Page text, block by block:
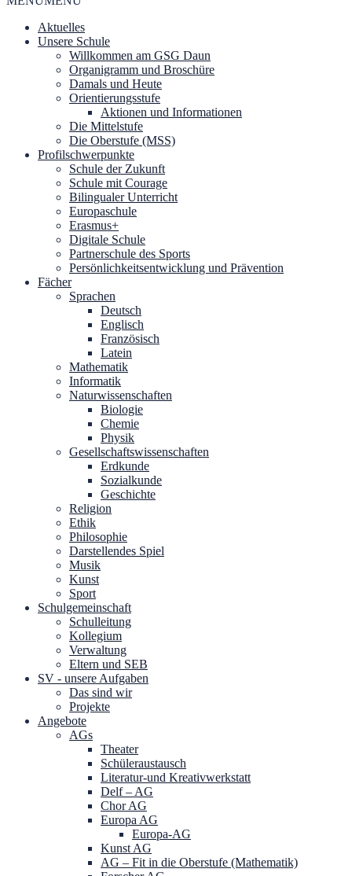
Aktuelles
Unsere Schule
Willkommen am GSG Daun
Organigramm und Broschüre
Damals und Heute
Orientierungsstufe
Aktionen und Informationen
Die Mittelstufe
Die Oberstufe (MSS)
Profilschwerpunkte
Schule der Zukunft
Schule mit Courage
Bilingualer Unterricht
Europaschule
Erasmus+
Digitale Schule
Partnerschule des Sports
Persönlichkeitsentwicklung und Prävention
Fächer
Sprachen
Deutsch
Englisch
Französisch
Latein
Mathematik
Informatik
Naturwissenschaften
Biologie
Chemie
Physik
Gesellschaftswissenschaften
Erdkunde
Sozialkunde
Geschichte
Religion
Ethik
Philosophie
Darstellendes Spiel
Musik
Kunst
Sport
Schulgemeinschaft
Schulleitung
Kollegium
Verwaltung
Eltern und SEB
SV - unsere Aufgaben
Das sind wir
Projekte
Angebote
AGs
Theater
Schüleraustausch
Literatur-und Kreativwerkstatt
Delf – AG
Chor AG
Europa AG
Europa-AG
Kunst AG
AG – Fit in die Oberstufe (Mathematik)